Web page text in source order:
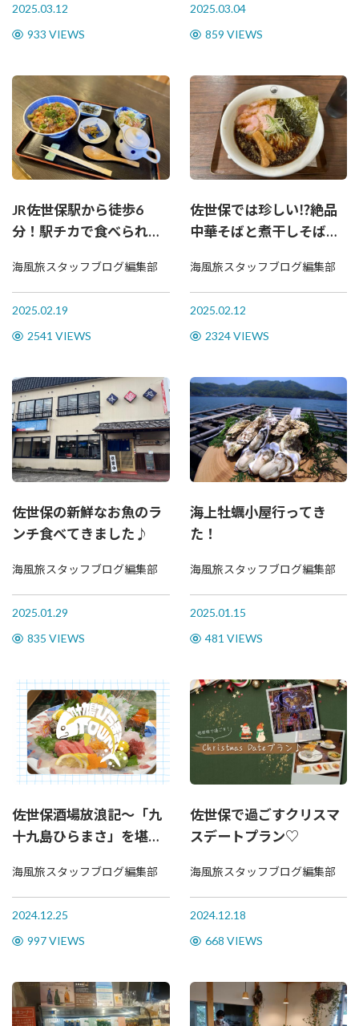
2025.03.12
933 VIEWS
2025.03.04
859 VIEWS
JR佐世保駅から徒歩6
分！駅チカで食べられる
海風旅スタッフブログ編集部
2025.02.19
2541 VIEWS
佐世保では珍しい⁉絶品
中華そばと煮干しそばの
海風旅スタッフブログ編集部
2025.02.12
2324 VIEWS
佐世保の新鮮なお魚のラ
ンチ食べてきました♪
海風旅スタッフブログ編集部
2025.01.29
835 VIEWS
海上牡蠣小屋行ってき
た！
海風旅スタッフブログ編集部
2025.01.15
481 VIEWS
佐世保酒場放浪記～「九
十九島ひらまさ」を堪能
海風旅スタッフブログ編集部
2024.12.25
997 VIEWS
佐世保で過ごすクリスマ
スデートプラン♡
海風旅スタッフブログ編集部
2024.12.18
668 VIEWS